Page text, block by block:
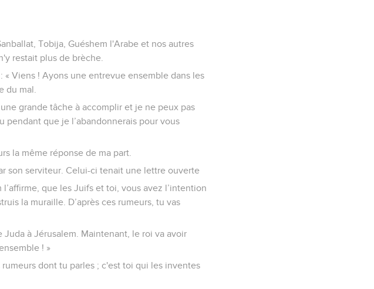
Tobija, Guéshem l'Arabe et nos autres
restait plus de brèche.
Viens ! Ayons une entrevue ensemble dans les
du mal.
grande tâche à accomplir et je ne peux pas
pendant que je l’abandonnerais pour vous
la même réponse de ma part.
son serviteur. Celui-ci tenait une lettre ouverte
que les Juifs et toi, vous avez l’intention
la muraille. D’après ces rumeurs, tu vas
à Jérusalem. Maintenant, le roi va avoir
! »
rumeurs dont tu parles ; c'est toi qui les inventes